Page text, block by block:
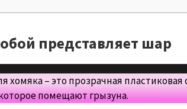
представляет шар
хомяка – это прозрачная
помещают грызуна.